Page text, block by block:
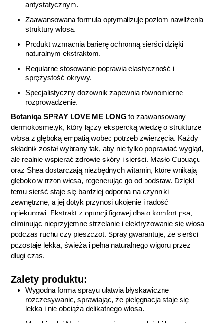
antystatycznym.
Zaawansowana formuła optymalizuje poziom nawilżenia
struktury włosa.
Produkt wzmacnia barierę ochronną sierści dzięki
naturalnym ekstraktom.
Regularne stosowanie poprawia elastyczność i
sprężystość okrywy.
Specjalistyczny dozownik zapewnia równomierne
rozprowadzenie.
Botaniqa SPRAY LOVE ME LONG to zaawansowany
dermokosmetyk, który łączy ekspercką wiedzę o strukturze
włosa z głęboką empatią wobec potrzeb zwierzęcia. Każdy
składnik został wybrany tak, aby nie tylko poprawiać wygląd,
ale realnie wspierać zdrowie skóry i sierści. Masło Cupuaçu
oraz Shea dostarczają niezbędnych witamin, które wnikają
głęboko w trzon włosa, regenerując go od podstaw. Dzięki
temu sierść staje się bardziej odporna na czynniki
zewnętrzne, a jej dotyk przynosi ukojenie i radość
opiekunowi. Ekstrakt z opuncji figowej dba o komfort psa,
eliminując nieprzyjemne strzelanie i elektryzowanie się włosa
podczas ruchu czy pieszczot. Spray gwarantuje, że sierści
pozostaje lekka, świeża i pełna naturalnego wigoru przez
długi czas.
Zalety produktu:
Wygodna forma sprayu ułatwia błyskawiczne
rozczesywanie, sprawiając, że pielęgnacja staje się
lekka i nie obciąża delikatnego włosa.